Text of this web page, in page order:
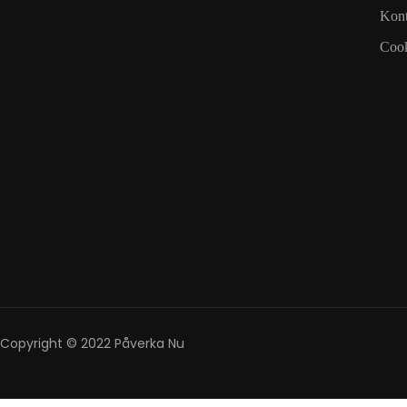
Copyright © 2022 Påverka Nu